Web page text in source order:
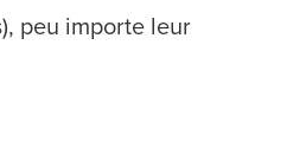
peu importe leur